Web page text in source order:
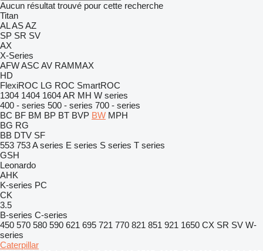
Aucun résultat trouvé pour cette recherche
Titan
ALASAZ
SP SR SV
AX
X-Series
AFWASC AV RAMMAX
HD
FlexiROC LG ROC SmartROC
1304 1404 1604AR MH W series
400 - series 500 - series 700 - series
BC BF BM BP BT BVP BW MPH
BG RG
BB DTV SF
553 753A series E series S series T series
GSH
Leonardo
AHK
K-series PC
CK
3.5
B-series C-series
450 570 580 590 621 695 721 770 821 851 921 1650 CX SR SV W-
series
Caterpillar